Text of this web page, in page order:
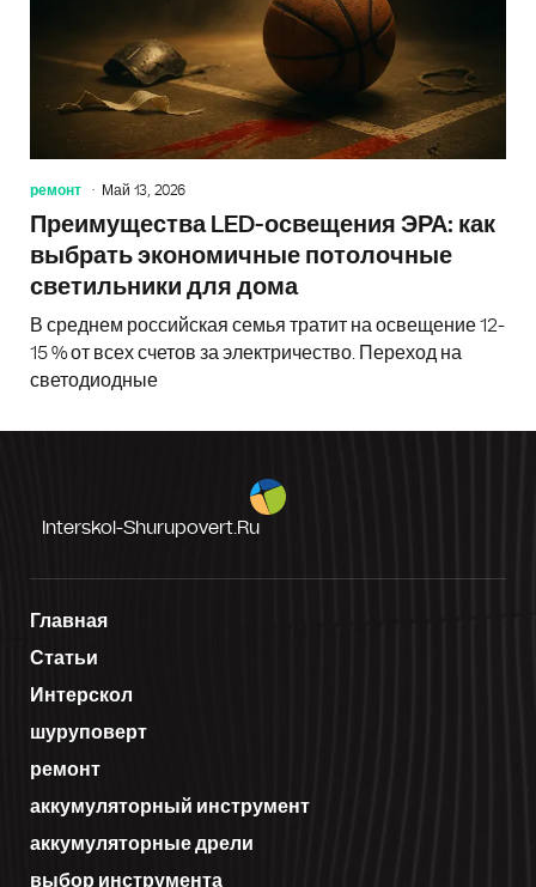
ремонт Май 13, 2026
Преимущества LED-освещения ЭРА: как
выбрать экономичные потолочные
светильники для дома
В среднем российская семья тратит на освещение 12-
15 % от всех счетов за электричество. Переход на
светодиодные
Interskol-Shurupovert.ru
Главная
Статьи
Интерскол
шуруповерт
ремонт
аккумуляторный инструмент
аккумуляторные дрели
выбор инструмента